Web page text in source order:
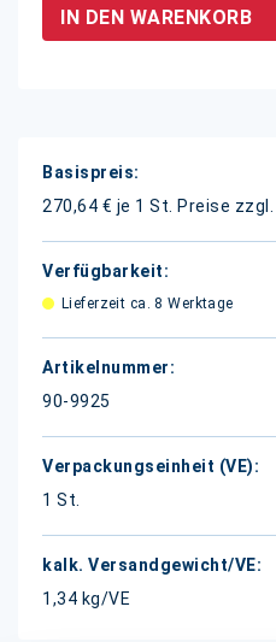
IN DEN WARENKORB
Weitere
Informationen
270,64 € je 1 St. Preise
Lieferzeit ca. 8 Werktage
90-9925
1 St.
1,34 kg/VE